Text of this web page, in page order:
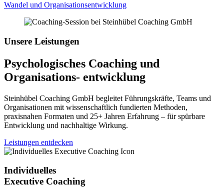
Wandel und Organisationsentwicklung
Unsere Leistungen
Psychologisches Coaching und
Organisations- entwicklung
Steinhübel Coaching GmbH begleitet Führungskräfte, Teams und
Organisationen mit wissenschaftlich fundierten Methoden,
praxisnahen Formaten und 25+ Jahren Erfahrung – für spürbare
Entwicklung und nachhaltige Wirkung.
Leistungen entdecken
Individuelles
Executive Coaching